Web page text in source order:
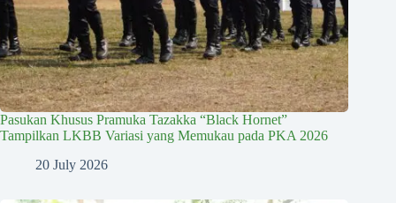
Pasukan Khusus Pramuka Tazakka “Black Hornet”
Tampilkan LKBB Variasi yang Memukau pada PKA 2026
20 July 2026